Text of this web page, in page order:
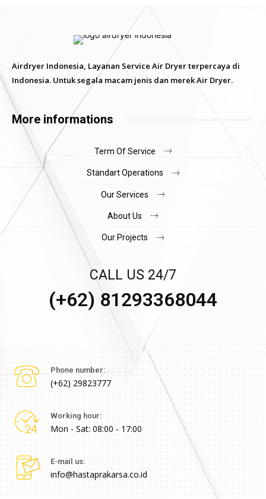
Airdryer Indonesia, Layanan Service Air Dryer terpercaya di
Indonesia. Untuk segala macam jenis dan merek Air Dryer.
More informations
Term Of Service
Standart Operations
Our Services
About Us
Our Projects
CALL US 24/7
(+62) 81293368044
Phone number:
(+62) 29823777
Working hour:
Mon - Sat: 08:00 - 17:00
E-mail us:
info@hastaprakarsa.co.id